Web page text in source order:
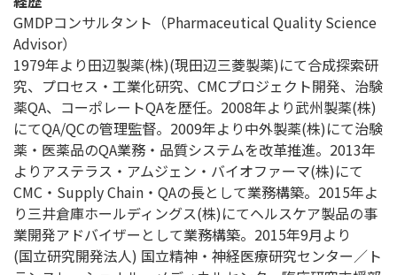
GMDPコンサルタント（Pharmaceutical Quality Science
Advisor）
1979年より田辺製薬(株)(現田辺三菱製薬)にて合成探索研
究、プロセス・工業化研究、CMCプロジェクト開発、治験
薬QA、コーポレートQAを歴任。2008年より武州製薬(株)
にてQA/QCの管理監督。2009年より中外製薬(株)にて治験
薬・医薬品のQA業務・品質システムを改革推進。2013年
よりアステラス・アムジェン・バイオファーマ(株)にて
CMC・Supply Chain・QAの長として業務構築。2015年よ
り三井倉庫ホールディングス(株)にてヘルスケア製品の事
業開発アドバイザーとして業務構築。2015年9月より
(国立研究開発法人) 国立精神・神経医療研究センター／ト